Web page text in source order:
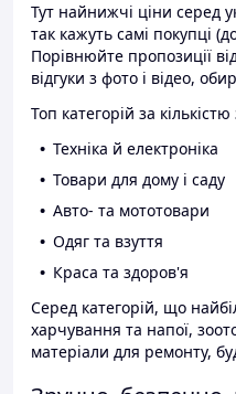
Тут найнижчі ціни серед
так кажуть самі покупці
Порівнюйте пропозиції
відгуки з фото і відео,
Топ категорій за
Техніка й електроніка
Товари для дому і саду
Авто- та мототовари
Одяг та взуття
Краса та здоров'я
Серед категорій, що
харчування та напої,
матеріали для ремонту,